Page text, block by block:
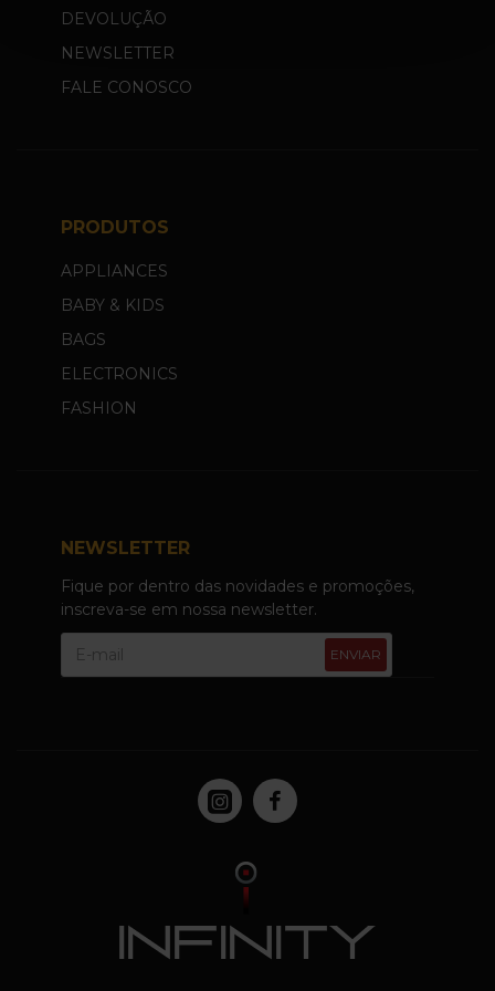
DEVOLUÇÃO
NEWSLETTER
FALE CONOSCO
PRODUTOS
APPLIANCES
BABY & KIDS
BAGS
ELECTRONICS
FASHION
NEWSLETTER
Fique por dentro das novidades e promoções,
inscreva-se em nossa newsletter.
ENVIAR